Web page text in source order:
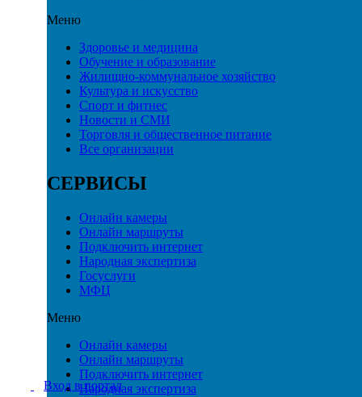
Меню
Здоровье и медицина
Обучение и образование
Жилищно-коммунальное хозяйство
Культура и искусство
Спорт и фитнес
Новости и СМИ
Торговля и общественное питание
Все организации
СЕРВИСЫ
Онлайн камеры
Онлайн маршруты
Подключить интернет
Народная экспертиза
Госуслуги
МФЦ
Меню
Онлайн камеры
Онлайн маршруты
Подключить интернет
Народная экспертиза
Вход в портал